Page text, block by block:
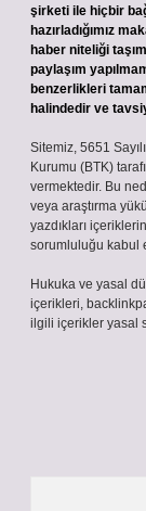
şirketi ile hiçbir
hazırladığımız
haber niteliği
paylaşım
benzerlikleri
halindedir ve
Sitemiz, 5651
Kurumu (BTK)
vermektedir. Bu
veya araştırma
yazdıkları
sorumluluğu kabul
Hukuka ve yasal
içerikleri,
ilgili içerikler yasal